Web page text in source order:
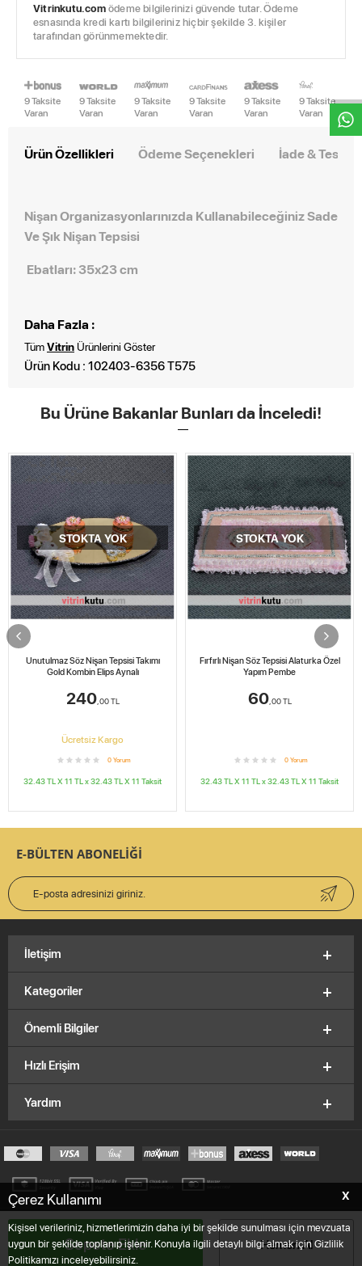
W
h
t
s
a
p
p
D
e
s
e
H
a
t
t
X
Çerez Kullanımı
Kişisel verileriniz, hizmetlerimizin daha iyi bir şekilde sunulması için mevzuata
uygun bir şekilde toplanıp işlenir. Konuyla ilgili detaylı bilgi almak için Gizlilik
Politikamızı inceleyebilirsiniz.
Sepete Ekle Hemen Al
Vitrinkutu.comödeme bilgilerinizi güvende tutar. Ödeme
esnasında kredi kartı bilgileriniz hiçbir şekilde 3. kişiler
tarafından görünmemektedir.
9 Taksite
Varan
9 Taksite
Varan
9 Taksite
Varan
9 Taksite
Varan
9 Taksite
Varan
9 Taksite
Varan
Ürün Özellikleri Ödeme Seçenekleri İade &
Nişan Organizasyonlarınızda Kullanabileceğiniz Sade
Ve Şık Nişan Tepsisi
Ebatları: 35x23 cm
Daha Fazla :
TümVitrin Ürünlerini Göster
Ürün Kodu : 102403-6356 T575
Bu Ürüne Bakanlar Bunları da İnceledi!
STOKTA YOK
Unutulmaz Söz Nişan Tepsisi Takımı
Gold Kombin Elips Aynalı
240,00TL
Ücretsiz Kargo
0 Yorum
32.43 TL X 11 TL x 32.43 TL X 11 Taksit
STOKTA YOK
Fırfırlı Nişan Söz Tepsisi Alaturka Özel
Yapım Pembe
60,00TL
0 Yorum
32.43 TL X 11 TL x 32.43 TL X 11 Taksit
E-BÜLTEN ABONELİĞİ
Kategoriler
Önemli Bilgiler
Hızlı Erişim
Yardım
© 2012-2026, V&K Vitrinkutu.com, E.K.M Brand
İletişim
-SoftE-Ticaret